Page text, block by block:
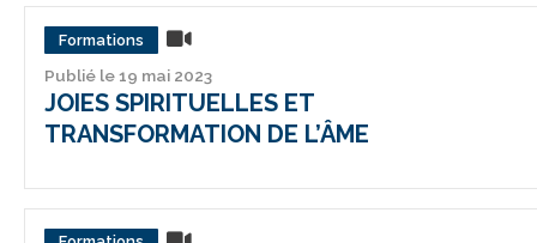
Formations
Publié le 19 mai 2023
JOIES SPIRITUELLES ET
TRANSFORMATION DE L’ÂME